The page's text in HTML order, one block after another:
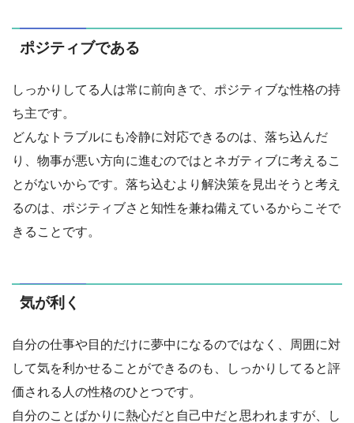
ポジティブである
しっかりしてる人は常に前向きで、ポジティブな性格の持
ち主です。
どんなトラブルにも冷静に対応できるのは、落ち込んだ
り、物事が悪い方向に進むのではとネガティブに考えるこ
とがないからです。落ち込むより解決策を見出そうと考え
るのは、ポジティブさと知性を兼ね備えているからこそで
きることです。
気が利く
自分の仕事や目的だけに夢中になるのではなく、周囲に対
して気を利かせることができるのも、しっかりしてると評
価される人の性格のひとつです。
自分のことばかりに熱心だと自己中だと思われますが、し